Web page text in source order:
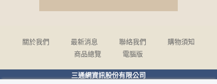
關於我們 最新消息 聯絡我們
購物須知
商品總覽
電腦版
三通網資訊股份有限公司